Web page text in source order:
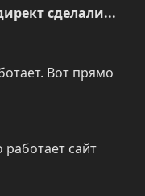
сделали...
Вот прямо
сайт